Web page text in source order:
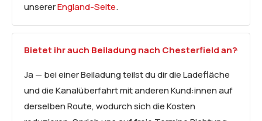
unsererEngland-Seite.
Bietet ihr auch Beiladung nach Chesterfield an?
Ja — bei einer Beiladung teilst du dir die Ladefläche
und die Kanalüberfahrt mit anderen Kund:innen auf
derselben Route, wodurch sich die Kosten